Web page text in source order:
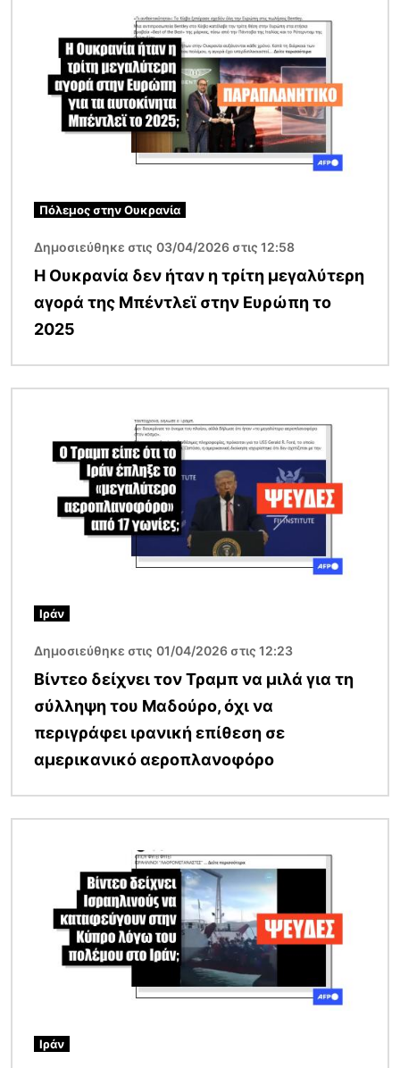
Πόλεμος στην Ουκρανία
Δημοσιεύθηκε στις 03/04/2026 στις 12:58
Η Ουκρανία δεν ήταν η τρίτη μεγαλύτερη
αγορά της Μπέντλεϊ στην Ευρώπη το
2025
Ιράν
Δημοσιεύθηκε στις 01/04/2026 στις 12:23
Βίντεο δείχνει τον Τραμπ να μιλά για τη
σύλληψη του Μαδούρο, όχι να
περιγράφει ιρανική επίθεση σε
αμερικανικό αεροπλανοφόρο
Ιράν